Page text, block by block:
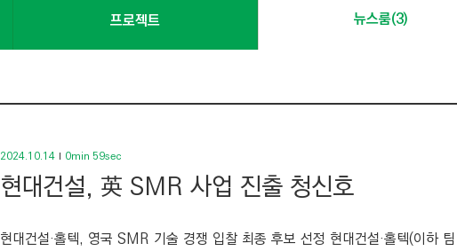
프로젝트 뉴스룸(3)
2024.10.14 0min 59sec
현대건설, 英 SMR 사업 진출 청신호
현대건설·홀텍, 영국 SMR 기술 경쟁 입찰 최종 후보 선정 현대건설·홀텍(이하